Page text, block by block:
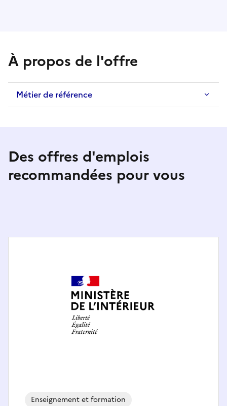
À propos de l'offre
Métier de référence
Des offres d'emplois
recommandées pour vous
Enseignement et formation